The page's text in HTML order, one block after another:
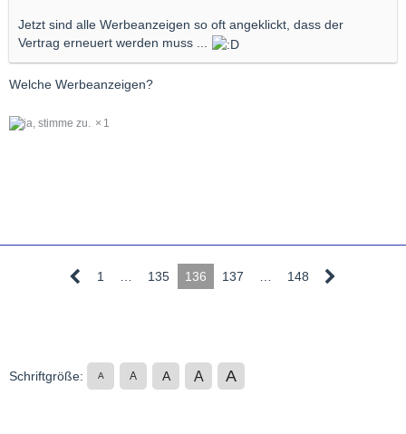
Jetzt sind alle Werbeanzeigen so oft angeklickt, dass der
Vertrag erneuert werden muss ...
Welche Werbeanzeigen?
1
1 135 136 137 148
Schriftgröße: A A A A A